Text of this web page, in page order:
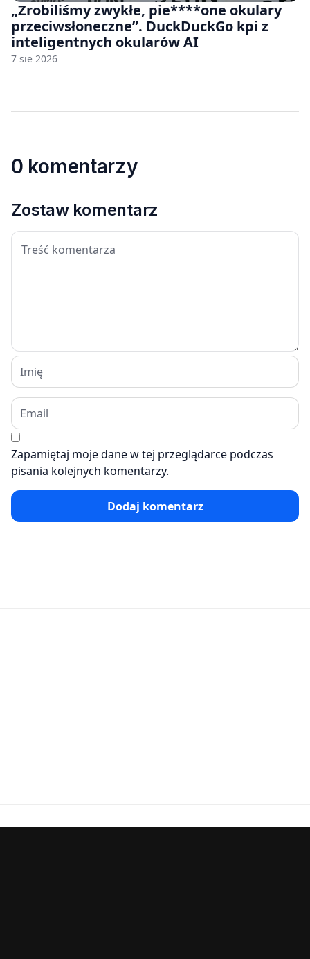
„Zrobiliśmy zwykłe, pie****one okulary
przeciwsłoneczne”. DuckDuckGo kpi z
inteligentnych okularów AI
7 sie 2026
0 komentarzy
Zostaw komentarz
Zapamiętaj moje dane w tej przeglądarce podczas
pisania kolejnych komentarzy.
Dodaj komentarz